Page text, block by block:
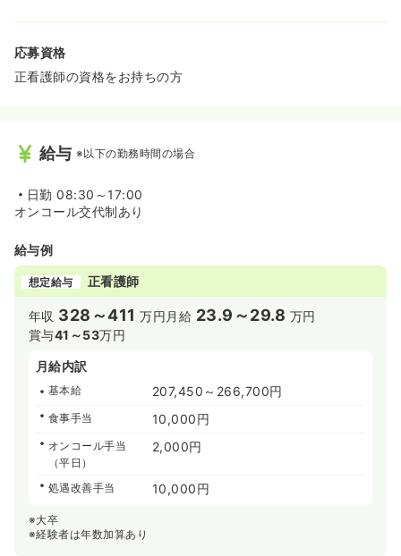
応募資格
正看護師の資格をお持ちの方
給与 ※以下の勤務時間の場合
日勤 08:30～17:00
オンコール交代制あり
給与例
想定給与 正看護師
年収 328～411 万円 月給 23.9～29.8 万円
賞与41～53万円
月給内訳
基本給 207,450～266,700円
食事手当 10,000円
オンコール手当
（平日）
2,000円
処遇改善手当 10,000円
※大卒
※経験者は年数加算あり